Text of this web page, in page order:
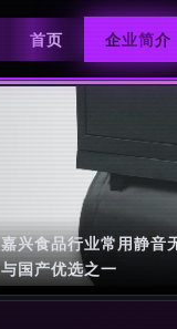
首页 企业简介
嘉兴食品行业常用静音
与国产优选之一